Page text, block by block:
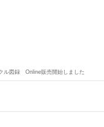
ル図録 Online販売開始しました